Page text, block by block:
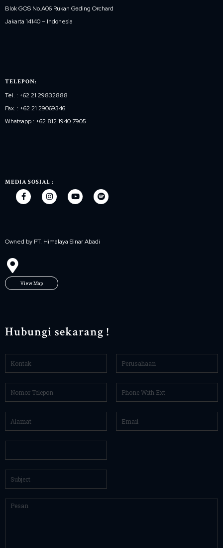
Blok GOS No.A06 Rukan Gading Orchard
Jakarta 14140 – Indonesia
TELEPON:
Tel. : +62 21 29832888
Fax. : +62 21 29069346
Whatsapp : +62 812 1940 7905
MEDIA SOSIAL :
Owned by PT. Himalaya Sinar Abadi
View Map
Hubungi sekarang !